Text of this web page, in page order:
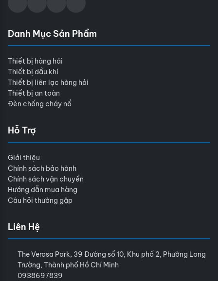
Danh Mục Sản Phẩm
Thiết bị hàng hải
Thiết bị dầu khí
Thiết bị liên lạc hàng hải
Thiết bị an toàn
Đèn chống cháy nổ
Hỗ Trợ
Giới thiệu
Chính sách bảo hành
Chính sách vận chuyển
Hướng dẫn mua hàng
Câu hỏi thường gặp
Liên Hệ
The Verosa Park, 39 Đường số 10, Khu phố 2, Phường Long
Trường, Thành phố Hồ Chí Minh
0938697839